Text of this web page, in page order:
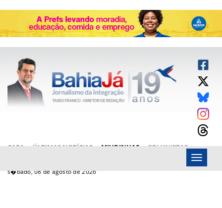
CAPA ÚLTIMAS NOTÍCIAS MIUDINHAS
COLUNISTAS
s�bado, 08 de agosto de 2026
Menu